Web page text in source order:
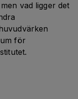
vad ligger det
för